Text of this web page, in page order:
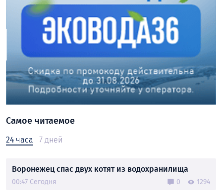
Самое читаемое
24 часа 7 дней
Воронежец спас двух котят из водохранилища
00:47 Сегодня 0 1294